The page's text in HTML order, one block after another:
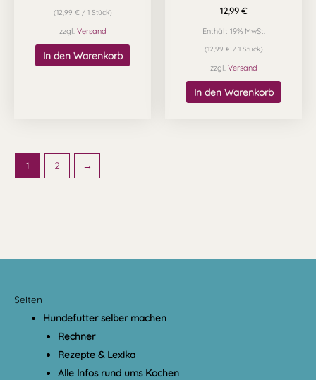
(12,99 € / 1 Stück)
zzgl. Versand
In den Warenkorb
12,99 €
Enthält 19% MwSt.
(12,99 € / 1 Stück)
zzgl. Versand
In den Warenkorb
1 2 →
Seiten
Hundefutter selber machen
Rechner
Rezepte & Lexika
Alle Infos rund ums Kochen